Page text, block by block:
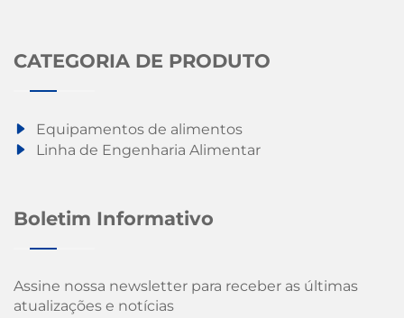
CATEGORIA DE PRODUTO
Equipamentos de alimentos
Linha de Engenharia Alimentar
Boletim Informativo
Assine nossa newsletter para receber as últimas
atualizações e notícias